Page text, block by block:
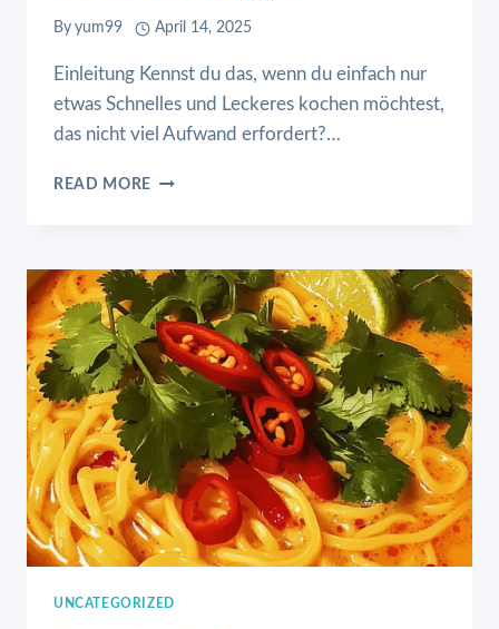
By yum99 April 14, 2025
Einleitung Kennst du das, wenn du einfach nur
etwas Schnelles und Leckeres kochen möchtest,
das nicht viel Aufwand erfordert?…
READ MORE POTSTICKER
UNCATEGORIZED